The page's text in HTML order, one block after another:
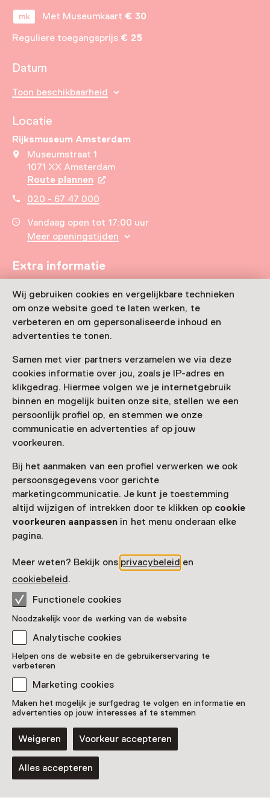
Wij gebruiken cookies en vergelijkbare technieken
om onze website goed te laten werken, te
verbeteren en om gepersonaliseerde inhoud en
advertenties te tonen.
Samen met vier partners verzamelen we via deze
cookies informatie over jou, zoals je IP-adres en
klikgedrag. Hiermee volgen we je internetgebruik
binnen en mogelijk buiten onze site, stellen we een
persoonlijk profiel op, en stemmen we onze
communicatie en advertenties af op jouw
voorkeuren.
Bij het aanmaken van een profiel verwerken we ook
persoonsgegevens voor gerichte
marketingcommunicatie. Je kunt je toestemming
altijd wijzigen of intrekken door te klikken op cookie
voorkeuren aanpassen in het menu onderaan elke
pagina.
Meer weten? Bekijk ons privacybeleid en
cookiebeleid.
Functionele cookies
Noodzakelijk voor de werking van de website
Analytische cookies
Helpen ons de website en de gebruikerservaring te
verbeteren
Marketing cookies
Maken het mogelijk je surfgedrag te volgen en informatie en
advertenties op jouw interesses af te stemmen
Weigeren Voorkeur accepteren
Alles accepteren
Met Museumkaart € 30
Reguliere toegangsprijs € 25
Datum
Toon beschikbaarheid
Locatie
Rijksmuseum Amsterdam
Museumstraat 1
1071 XX Amsterdam
Route plannen Opent in een nieuw tabblad
020 - 67 47 000
Vandaag open tot 17:00 uur
Meer openingstijden
Extra informatie
Meer informatie op de museumsite
Zien & doen in
Rijksmuseum
Amsterdam
Vaste collectie
Operatie Nachtwacht
Tentoonstelling
WORN